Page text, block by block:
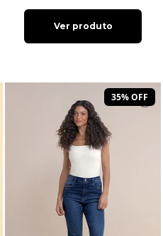
Ver produto
35% OFF